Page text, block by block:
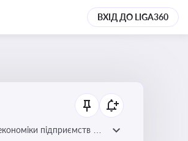
ВХІД ДО LIGA360
підприємств та